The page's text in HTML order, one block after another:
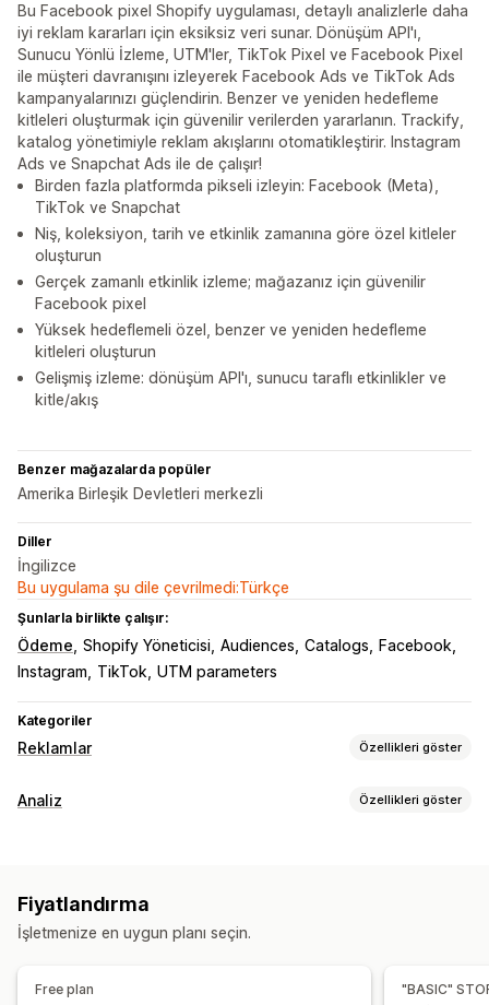
Bu Facebook pixel Shopify uygulaması, detaylı analizlerle daha
iyi reklam kararları için eksiksiz veri sunar. Dönüşüm API'ı,
Sunucu Yönlü İzleme, UTM'ler, TikTok Pixel ve Facebook Pixel
ile müşteri davranışını izleyerek Facebook Ads ve TikTok Ads
kampanyalarınızı güçlendirin. Benzer ve yeniden hedefleme
kitleleri oluşturmak için güvenilir verilerden yararlanın. Trackify,
katalog yönetimiyle reklam akışlarını otomatikleştirir. Instagram
Ads ve Snapchat Ads ile de çalışır!
Birden fazla platformda pikseli izleyin: Facebook (Meta),
TikTok ve Snapchat
Niş, koleksiyon, tarih ve etkinlik zamanına göre özel kitleler
oluşturun
Gerçek zamanlı etkinlik izleme; mağazanız için güvenilir
Facebook pixel
Yüksek hedeflemeli özel, benzer ve yeniden hedefleme
kitleleri oluşturun
Gelişmiş izleme: dönüşüm API'ı, sunucu taraflı etkinlikler ve
kitle/akış
Benzer mağazalarda popüler
Amerika Birleşik Devletleri merkezli
Diller
İngilizce
Bu uygulama şu dile çevrilmedi:Türkçe
Şunlarla birlikte çalışır:
Ödeme Shopify Yöneticisi Audiences Catalogs
Facebook
Instagram
TikTok UTM parameters
Kategoriler
Reklamlar Özellikleri göster
Hedefleme
Yeniden hedefleme
Sosyal medya
Piksel yönetimi
Analiz Özellikleri göster
Segmentasyon Sayfa görüntülemeleri
Yaşam boyu değeri (LTV)
Kohort analizi
Fiyatlandırma
İşletmenize en uygun planı seçin.
Free plan "BASIC"